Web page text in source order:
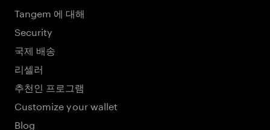
Tangem 에 대해
Security
국제 배송
리셀러
추천인 프로그램
Customize your wallet
Blog